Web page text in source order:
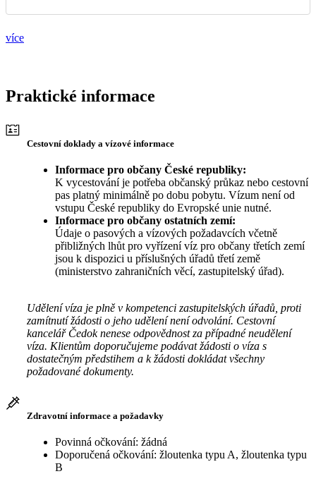
více
Praktické informace
Cestovní doklady a vízové informace
Informace pro občany České republiky:
K vycestování je potřeba občanský průkaz nebo cestovní
pas platný minimálně po dobu pobytu. Vízum není od
vstupu České republiky do Evropské unie nutné.
Informace pro občany ostatních zemí:
Údaje o pasových a vízových požadavcích včetně
přibližných lhůt pro vyřízení víz pro občany třetích zemí
jsou k dispozici u příslušných úřadů třetí země
(ministerstvo zahraničních věcí, zastupitelský úřad).
Udělení víza je plně v kompetenci zastupitelských úřadů, proti
zamítnutí žádosti o jeho udělení není odvolání. Cestovní
kancelář Čedok nenese odpovědnost za případné neudělení
víza. Klientům doporučujeme podávat žádosti o víza s
dostatečným předstihem a k žádosti dokládat všechny
požadované dokumenty.
Zdravotní informace a požadavky
Povinná očkování: žádná
Doporučená očkování: žloutenka typu A, žloutenka typu
B